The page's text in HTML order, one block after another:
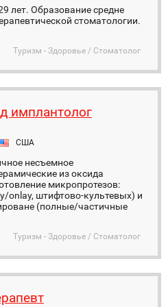
лет. Образование средне
стоматологии.
Туризм - Здоровье / Стоматолог
имплантолог
США
несъемное
из оксида
микропротезов:
onlay, штифтово-культевых) и
(полные/частичные
Туризм - Здоровье / Стоматолог